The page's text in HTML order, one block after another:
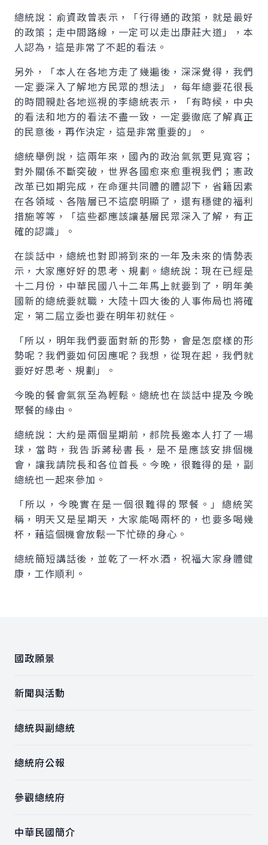
總統說：俞資政曾表示，「行得通的政策，就是最好
的政策；走中間路線，一定可以走出康莊大道」，本
人認為，這是非常了不起的看法。
另外，「本人在各地方走了幾遍後，深深覺得，我們
一定要深入了解地方民眾的想法」，每年總要花很長
的時間親赴各地巡視的李總統表示，「有時候，中央
的看法和地方的看法不盡一致，一定要徹底了解真正
的民意後，再作決定，這是非常重要的」。
總統舉例說，這兩年來，國內的政治氣氛更見寬容；
對外關係不斷突破，世界各國愈來愈重視我們；憲政
改革已如期完成，在命運共同體的體認下，省籍因素
在各領域、各階層已不這麼明顯了，還有穩健的福利
措施等等，「這些都應該讓基層民眾深入了解，有正
確的認識」。
在談話中，總統也對即將到來的一年及未來的情勢表
示，大家應好好的思考、規劃。總統說：現在已經是
十二月份，中華民國八十二年馬上就要到了，明年美
國新的總統要就職，大陸十四大後的人事佈局也將確
定，第二屆立委也要在明年初就任。
「所以，明年我們要面對新的形勢，會是怎麼樣的形
勢呢？我們要如何因應呢？我想，從現在起，我們就
要好好思考、規劃」。
今晚的餐會氣氛至為輕鬆。總統也在談話中提及今晚
聚餐的緣由。
總統說：大約是兩個星期前，郝院長邀本人打了一場
球，當時，我告訴蔣秘書長，是不是應該安排個機
會，讓我請院長和各位首長。今晚，很難得的是，副
總統也一起來參加。
「所以，今晚實在是一個很難得的聚餐。」總統笑
稱，明天又是星期天，大家能喝兩杯的，也要多喝幾
杯，藉這個機會放鬆一下忙碌的身心。
總統簡短講話後，並乾了一杯水酒，祝福大家身體健
康，工作順利。
國政願景
新聞與活動
總統與副總統
總統府公報
參觀總統府
中華民國簡介